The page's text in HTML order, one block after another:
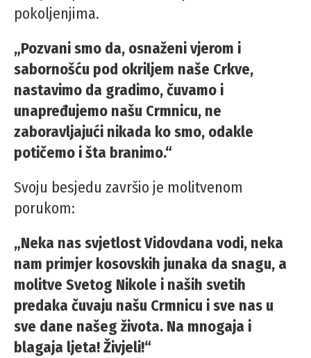
pokoljenjima.
„Pozvani smo da, osnaženi vjerom i
sabornošću pod okriljem naše Crkve,
nastavimo da gradimo, čuvamo i
unapređujemo našu Crmnicu, ne
zaboravljajući nikada ko smo, odakle
potičemo i šta branimo.“
Svoju besjedu završio je molitvenom
porukom:
„Neka nas svjetlost Vidovdana vodi, neka
nam primjer kosovskih junaka da snagu, a
molitve Svetog Nikole i naših svetih
predaka čuvaju našu Crmnicu i sve nas u
sve dane našeg života. Na mnogaja i
blagaja ljeta! Živjeli!“